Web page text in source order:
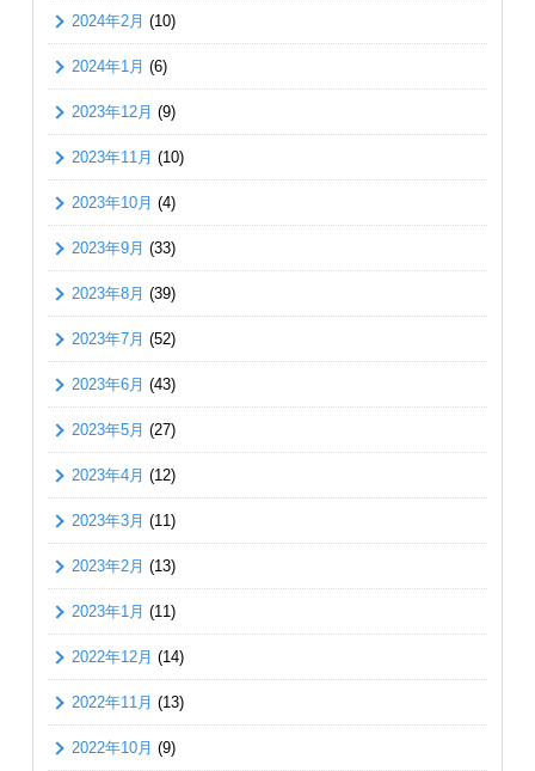
2024年2月 (10)
2024年1月 (6)
2023年12月 (9)
2023年11月 (10)
2023年10月 (4)
2023年9月 (33)
2023年8月 (39)
2023年7月 (52)
2023年6月 (43)
2023年5月 (27)
2023年4月 (12)
2023年3月 (11)
2023年2月 (13)
2023年1月 (11)
2022年12月 (14)
2022年11月 (13)
2022年10月 (9)